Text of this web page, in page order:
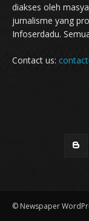
diakses oleh
jurnalisme yang
Infoserdadu.
Contact us:
© Newspaper